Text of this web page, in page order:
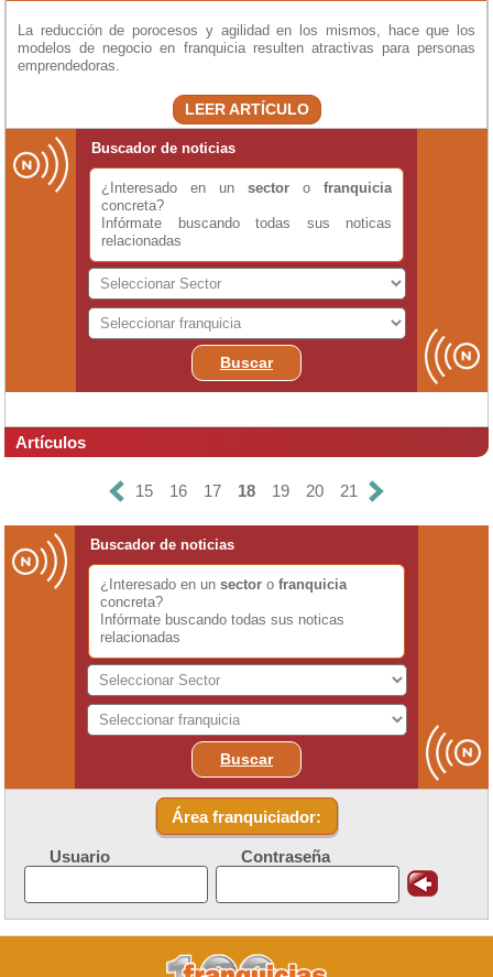
La reducción de porocesos y agilidad en los mismos, hace que los
modelos de negocio en franquicia resulten atractivas para personas
emprendedoras.
LEER ARTÍCULO
Buscador de noticias
¿Interesado en un sector o franquicia
concreta?
Infórmate buscando todas sus noticas
relacionadas
Buscar
Artículos
15 16 17 18 19 20 21
Buscador de noticias
¿Interesado en un sector o franquicia
concreta?
Infórmate buscando todas sus noticas
relacionadas
Buscar
Área franquiciador:
Usuario Contraseña